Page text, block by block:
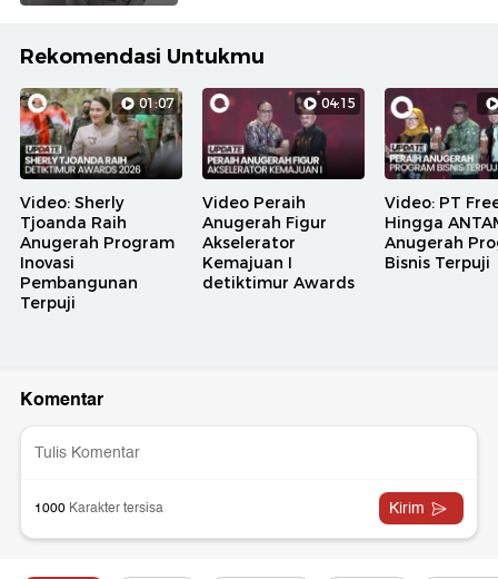
Rekomendasi Untukmu
01:07
Video: Sherly
Tjoanda Raih
Anugerah Program
Inovasi
Pembangunan
Terpuji
04:15
Video Peraih
Anugerah Figur
Akselerator
Kemajuan I
detiktimur Awards
Video: PT
Hingga
Anugerah
Bisnis Terpuji